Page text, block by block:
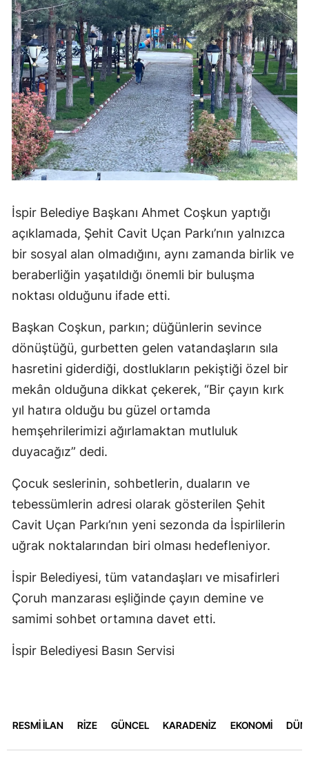
İspir Belediye Başkanı Ahmet Coşkun yaptığı
açıklamada, Şehit Cavit Uçan Parkı’nın yalnızca
bir sosyal alan olmadığını, aynı zamanda birlik ve
beraberliğin yaşatıldığı önemli bir buluşma
noktası olduğunu ifade etti.
Başkan Coşkun, parkın; düğünlerin sevince
dönüştüğü, gurbetten gelen vatandaşların sıla
hasretini giderdiği, dostlukların pekiştiği özel bir
mekân olduğuna dikkat çekerek, “Bir çayın kırk
yıl hatıra olduğu bu güzel ortamda
hemşehrilerimizi ağırlamaktan mutluluk
duyacağız” dedi.
Çocuk seslerinin, sohbetlerin, duaların ve
tebessümlerin adresi olarak gösterilen Şehit
Cavit Uçan Parkı’nın yeni sezonda da İspirlilerin
uğrak noktalarından biri olması hedefleniyor.
İspir Belediyesi, tüm vatandaşları ve misafirleri
Çoruh manzarası eşliğinde çayın demine ve
samimi sohbet ortamına davet etti.
İspir Belediyesi Basın Servisi
RESMİ İLAN RİZE GÜNCEL KARADENİZ EKONOMİ